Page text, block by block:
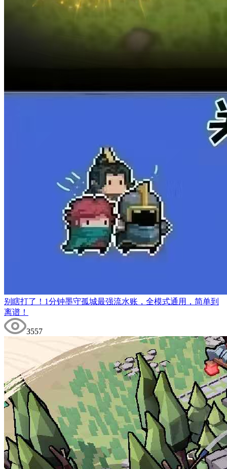
别瞎打了！1分钟墨守孤城最强流水账，全模式通用，简单到
离谱！
3557